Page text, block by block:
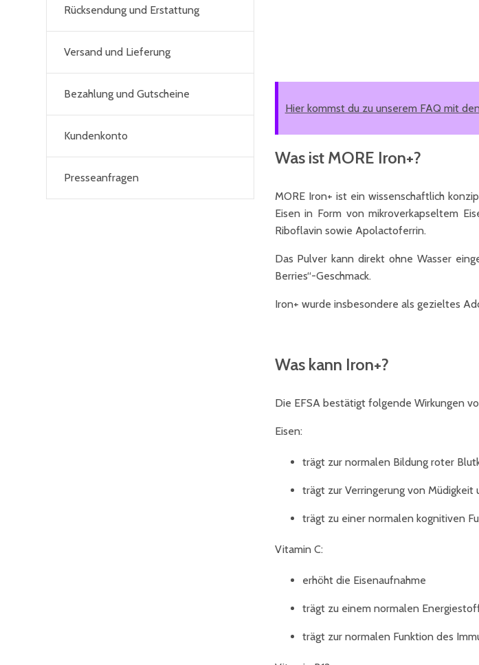
Rücksendung und Erstattung
Versand und Lieferung
Bezahlung und Gutscheine
Kundenkonto
Presseanfragen
Hier kommst du zu unserem FAQ mit
Was ist MORE Iron+?
MORE Iron+ ist ein wissenschaftlich
Eisen in Form von mikroverkapseltem
Riboflavin sowie Apolactoferrin.
Das Pulver kann direkt ohne Wasser
Berries“-Geschmack.
Iron+ wurde insbesondere als gezieltes
Was kann Iron+?
Die EFSA bestätigt folgende Wirkungen
Eisen:
trägt zur normalen Bildung roter
trägt zur Verringerung von Müdigkeit
trägt zu einer normalen kognitiven
Vitamin C:
erhöht die Eisenaufnahme
trägt zu einem normalen
trägt zur normalen Funktion des